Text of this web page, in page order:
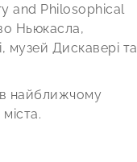
and Philosophical
Ньюкасла,
музей Дискавері та
найближчому